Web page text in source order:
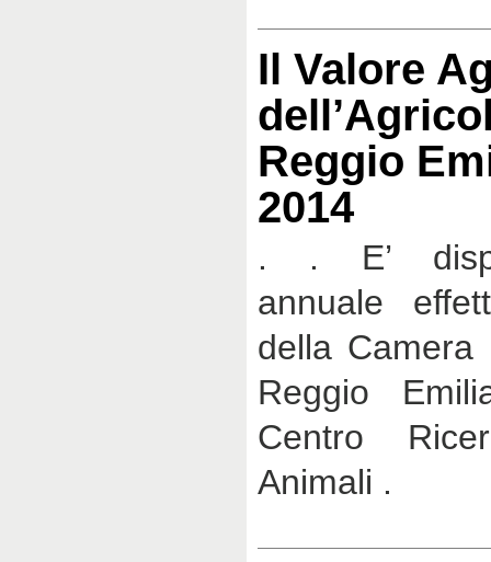
Il Valore
Reggio
2014
. . E’
annuale
della Camera
Reggio
Centro
Animali .